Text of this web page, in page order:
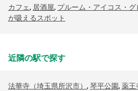
カフェ, 居酒屋, プルーム・アイコス・
が吸えるスポット
近隣の駅で探す
法華寺（埼玉県所沢市） , 琴平公園, 薬王